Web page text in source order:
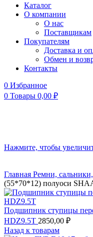
Каталог
О компании
О нас
Поставщикам
Покупателям
Доставка и
Обмен и
Контакты
0 Избранное
0 Товары 0,00 ₽
Нажмите, чтобы
Главная Ремни,
(55*70*12) полуоси
Подшипник ступицы
HDZ9.5T 2850,00 ₽
Назад к товарам